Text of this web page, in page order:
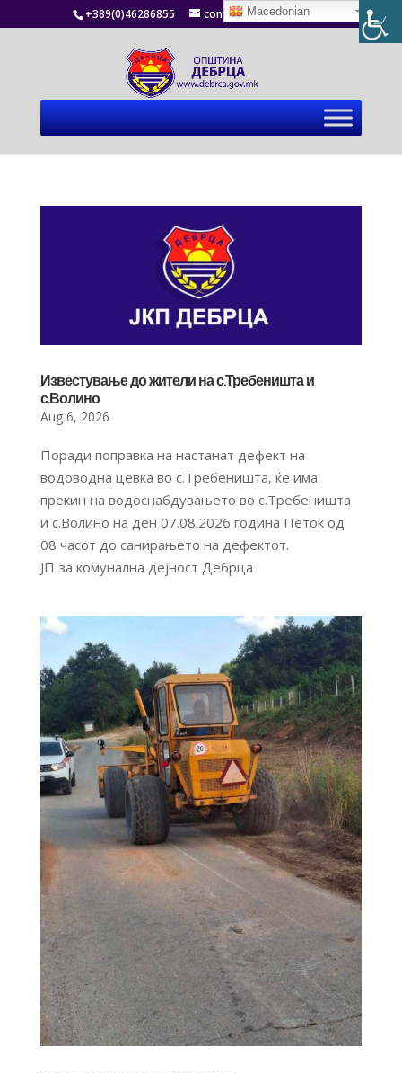
+389(0)46286855 contact@debrca.gov.mk
Известување до жители на с.Требеништа и
с.Волино
Aug 6, 2026
Поради поправка на настанат дефект на
водоводна цевка во с.Требеништа, ќе има
прекин на водоснабдувањето во с.Требеништа
и с.Волино на ден 07.08.2026 година Петок од
08 часот до санирањето на дефектот.
ЈП за комунална дејност Дебрца
Macedonian